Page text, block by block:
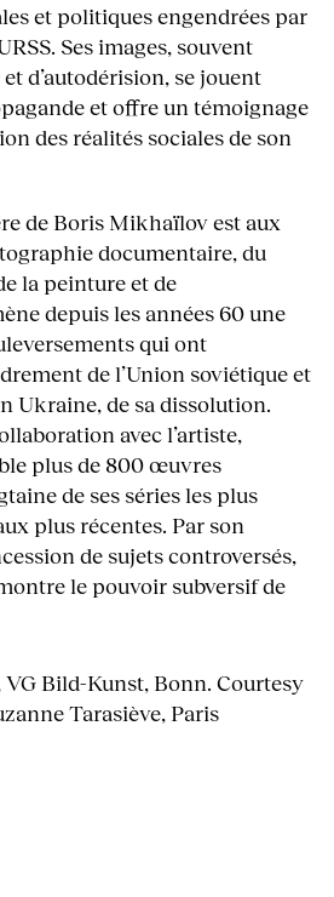
et politiques engendrées par
Ses images, souvent
d’autodérision, se jouent
et offre un témoignage
des réalités sociales de son
de Boris Mikhaïlov est aux
documentaire, du
la peinture et de
depuis les années 60 une
qui ont
de l’Union soviétique et
Ukraine, de sa dissolution.
avec l’artiste,
plus de 800 œuvres
de ses séries les plus
plus récentes. Par son
de sujets controversés,
le pouvoir subversif de
Bild-Kunst, Bonn. Courtesy
Tarasiève, Paris